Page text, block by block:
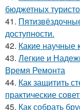
бюджетных
41.
доступности.
42. Какие научные
43. Легкие и
Время Ремонта
44. Как защитить
практические
45. Как собрать